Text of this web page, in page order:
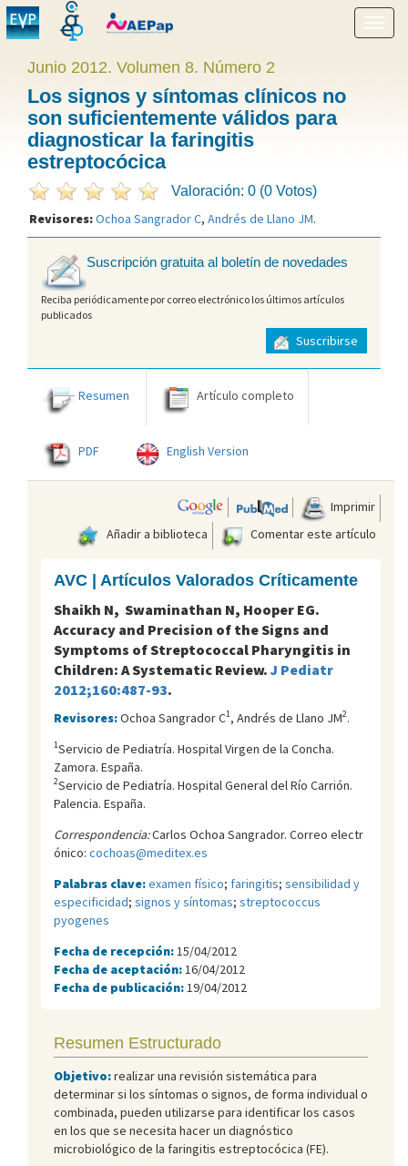
menú
Junio 2012. Volumen 8. Número 2
Los signos y síntomas clínicos no
son suficientemente válidos para
diagnosticar la faringitis
estreptocócica
Valoración: 0 (0 Votos)
Revisores:Ochoa Sangrador C, Andrés de Llano JM.
Suscripción gratuita al boletín de novedades
Reciba periódicamente por correo electrónico los últimos artículos
publicados
Suscribirse
Resumen Artículo completo
PDF English Version
Imprimir
Añadir a biblioteca
Comentar este artículo
AVC | Artículos Valorados Críticamente
Shaikh N, Swaminathan N, Hooper EG.
Accuracy and Precision of the Signs and
Symptoms of Streptococcal Pharyngitis in
Children: A Systematic Review. J Pediatr
2012;160:487-93.
Revisores:Ochoa Sangrador C1, Andrés de Llano JM2.
1Servicio de Pediatría. Hospital Virgen de la Concha.
Zamora. España.
2Servicio de Pediatría. Hospital General del Río Carrión.
Palencia. España.
Correspondencia:Carlos Ochoa Sangrador. Correo electr
ónico: cochoas@meditex.es
Palabras clave:examen físico; faringitis; sensibilidad y
especificidad; signos y síntomas; streptococcus
pyogenes
Fecha de recepción: 15/04/2012
Fecha de aceptación: 16/04/2012
Fecha de publicación: 19/04/2012
Resumen Estructurado
Objetivo:realizar una revisión sistemática para
determinar si los síntomas o signos, de forma individual o
combinada, pueden utilizarse para identificar los casos
en los que se necesita hacer un diagnóstico
microbiológico de la faringitis estreptocócica (FE).